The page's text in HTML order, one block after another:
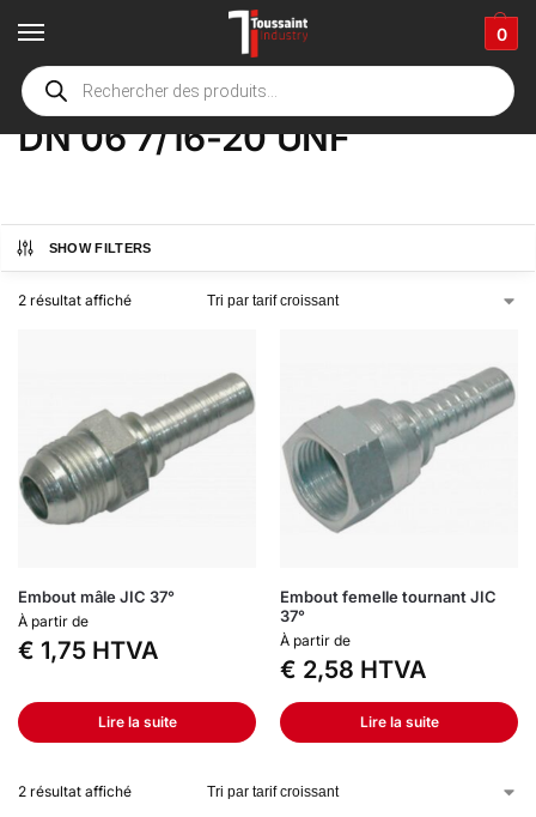
0
Accueil boutique / Product Options
DN 06 7/16-20 UNF
SHOW FILTERS
2 résultat affiché
Embout mâle JIC 37°
À partir de
€ 1,75 HTVA
Lire la suite
Embout femelle tournant JIC
37°
À partir de
€ 2,58 HTVA
Lire la suite
2 résultat affiché